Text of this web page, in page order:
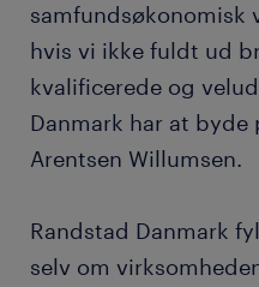
samfundsøkonomisk
hvis vi ikke fuldt ud
kvalificerede og
Danmark har at byde
Arentsen Willumsen.
Randstad Danmark
selv om